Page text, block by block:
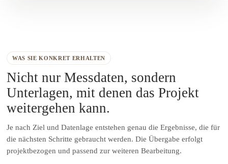
WAS SIE KONKRET ERHALTEN
Nicht nur Messdaten, sondern
Unterlagen, mit denen das Projekt
weitergehen kann.
Je nach Ziel und Datenlage entstehen genau die Ergebnisse, die für
die nächsten Schritte gebraucht werden. Die Übergabe erfolgt
projektbezogen und passend zur weiteren Bearbeitung.